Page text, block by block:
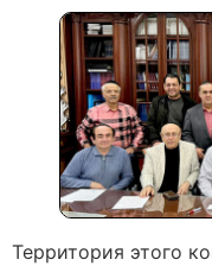
Территория этого